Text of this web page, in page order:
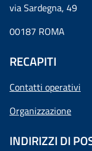
via Sardegna, 49
00187 ROMA
RECAPITI
Contatti operativi
Organizzazione
INDIRIZZI DI